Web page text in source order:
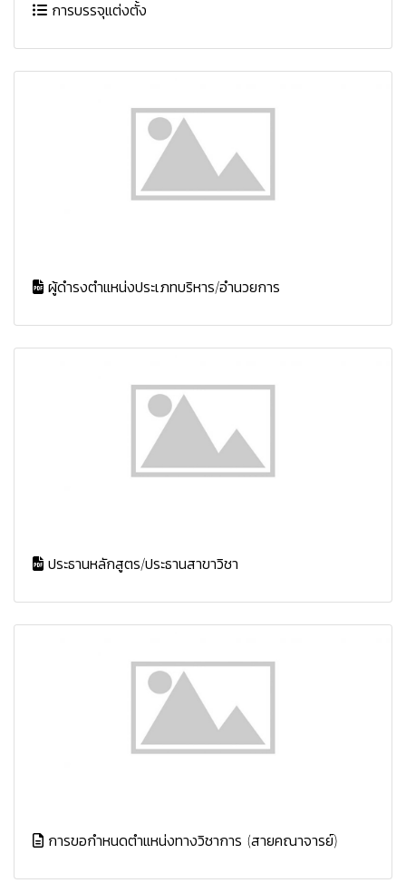
การบรรจุแต่งตั้ง
ผู้ดำรงตำแหน่งประเภทบริหาร/อำนวยการ
ประธานหลักสูตร/ประธานสาขาวิชา
การขอกำหนดตำแหน่งทางวิชาการ (สายคณาจารย์)